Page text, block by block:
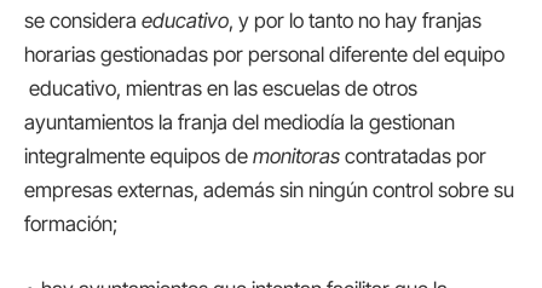
se considera educativo, y por lo tanto no hay franjas
horarias gestionadas por personal diferente del equipo
educativo, mientras en las escuelas de otros
ayuntamientos la franja del mediodía la gestionan
integralmente equipos de monitoras contratadas por
empresas externas, además sin ningún control sobre su
formación;